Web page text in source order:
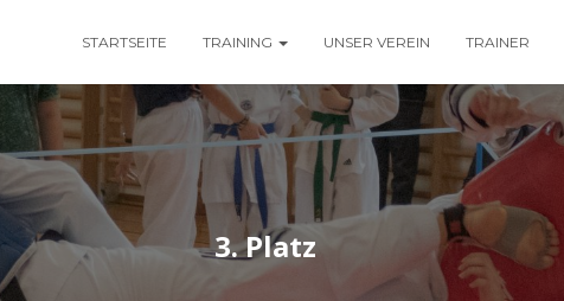
STARTSEITE TRAINING UNSER VEREIN TRAINER
3. Platz